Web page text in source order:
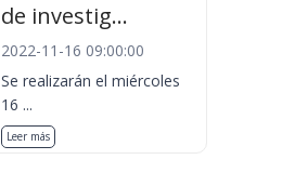
de investig...
2022-11-16 09:00:00
Se realizarán el miércoles
16 ...
Leer más